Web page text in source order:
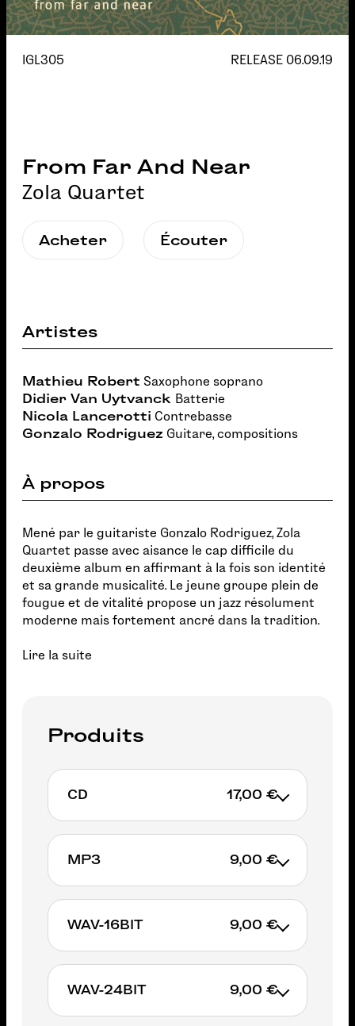
IGL305 RELEASE 06.09.19
From Far And Near
Zola Quartet
Acheter Écouter
Artistes
Mathieu Robert Saxophone soprano
Didier Van Uytvanck Batterie
Nicola Lancerotti Contrebasse
Gonzalo Rodriguez Guitare, compositions
À propos
Mené par le guitariste Gonzalo Rodriguez, Zola
Quartet passe avec aisance le cap difficile du
deuxième album en affirmant à la fois son identité
et sa grande musicalité. Le jeune groupe plein de
fougue et de vitalité propose un jazz résolument
moderne mais fortement ancré dans la tradition.
Lire la suite
Produits
CD 17,00 €
AJOUTER AU PANIER
MP3 9,00 €
AJOUTER AU PANIER
WAV-16BIT 9,00 €
AJOUTER AU PANIER
WAV-24BIT 9,00 €